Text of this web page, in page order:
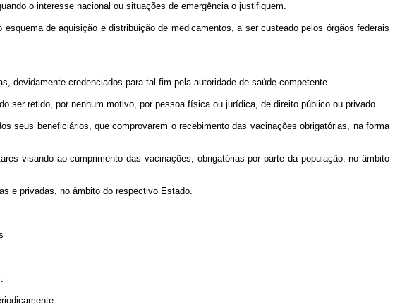
o interesse nacional ou situações de emergência o justifiquem.
de aquisição e distribuição de medicamentos, a ser custeado pelos órgãos federais
devidamente credenciados para tal fim pela autoridade de saúde competente.
ser retido, por nenhum motivo, por pessoa física ou jurídica, de direito público ou privado.
seus beneficiários, que comprovarem o recebimento das vacinações obrigatórias, na forma
visando ao cumprimento das vacinações, obrigatórias por parte da população, no âmbito
e privadas, no âmbito do respectivo Estado.